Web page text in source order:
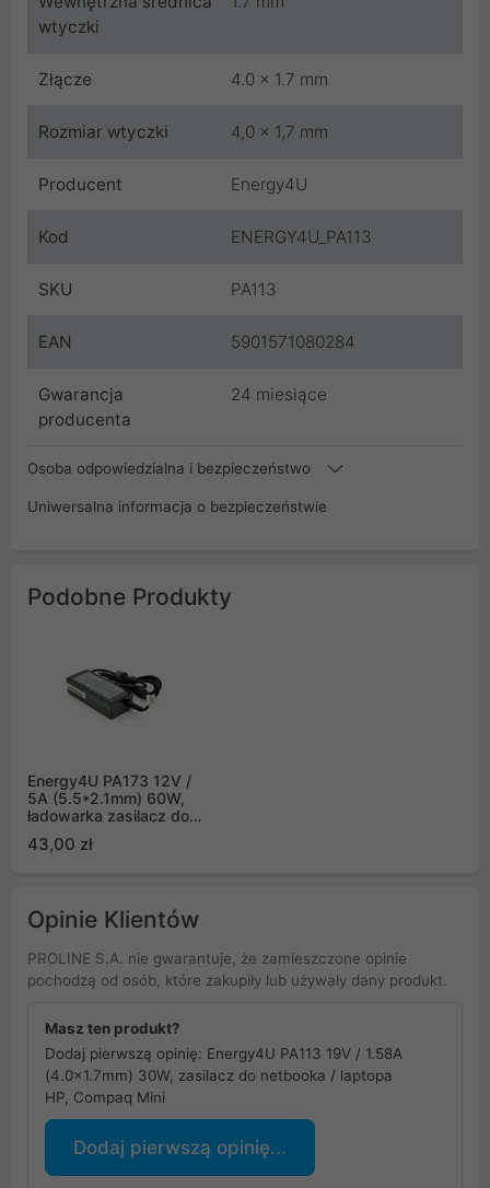
wtyczki
Złącze 4.0 x 1.7 mm
Rozmiar wtyczki 4,0 x 1,7 mm
Producent Energy4U
Kod ENERGY4U_PA113
SKU PA113
EAN 5901571080284
Gwarancja
producenta
24 miesiące
Osoba odpowiedzialna i bezpieczeństwo
Uniwersalna informacja o bezpieczeństwie
Podobne Produkty
Energy4U PA173 12V /
5A (5.5*2.1mm) 60W,
ładowarka zasilacz do
43,00 zł
Opinie Klientów
PROLINE S.A. nie gwarantuje, że zamieszczone opinie
pochodzą od osób, które zakupiły lub używały dany produkt.
Masz ten produkt?
Dodaj pierwszą opinię: Energy4U PA113 19V / 1.58A
(4.0x1.7mm) 30W, zasilacz do netbooka / laptopa
HP, Compaq Mini
Dodaj pierwszą opinię...